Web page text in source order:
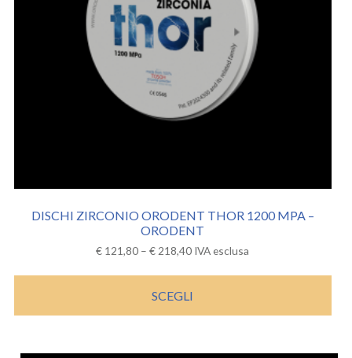
DISCHI ZIRCONIO ORODENT THOR 1200 MPA –
ORODENT
€ 121,80 –€ 218,40 IVA esclusa
SCEGLI